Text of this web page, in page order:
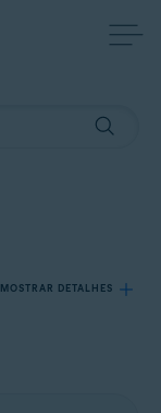
MOSTRAR DETALHES